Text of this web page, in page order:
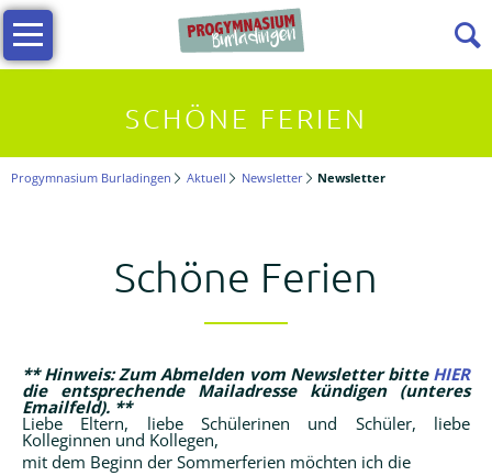
SCHÖNE FERIEN
Navigation
überspringen
Infos
Beratungslehrerin
Förderverein
Progymnasium Burladingen Aktuell Newsletter Newsletter
Schöne Ferien
** Hinweis: Zum Abmelden vom Newsletter bitte HIER
die entsprechende Mailadresse kündigen (unteres
Emailfeld). **
Liebe Eltern, liebe Schülerinen und Schüler, liebe
Kolleginnen und Kollegen,
mit dem Beginn der Sommerferien möchten ich die